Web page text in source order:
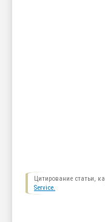
Цитирование статьи,
Service.